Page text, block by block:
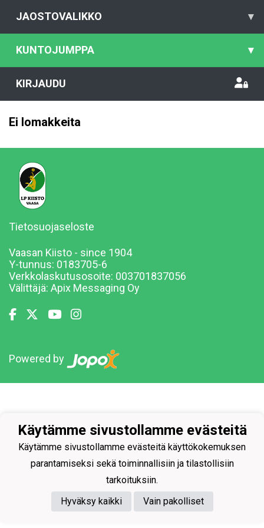
JAOSTOVALIKKO ▾
KUNTOJUMPPA ▾
KIRJAUDU
Ei lomakkeita
Tietosuojaseloste
Vaasan Kiisto - since 1904
Y-tunnus: 0183705-6
Verkkolaskutusosoite: 003701837056
Välittäjä: Apix Messaging Oy
Powered by
Käytämme sivustollamme evästeitä
Käytämme sivustollamme evästeitä käyttökokemuksen
parantamiseksi sekä toiminnallisiin ja tilastollisiin
tarkoituksiin.
Hyväksy kaikki
Vain pakolliset